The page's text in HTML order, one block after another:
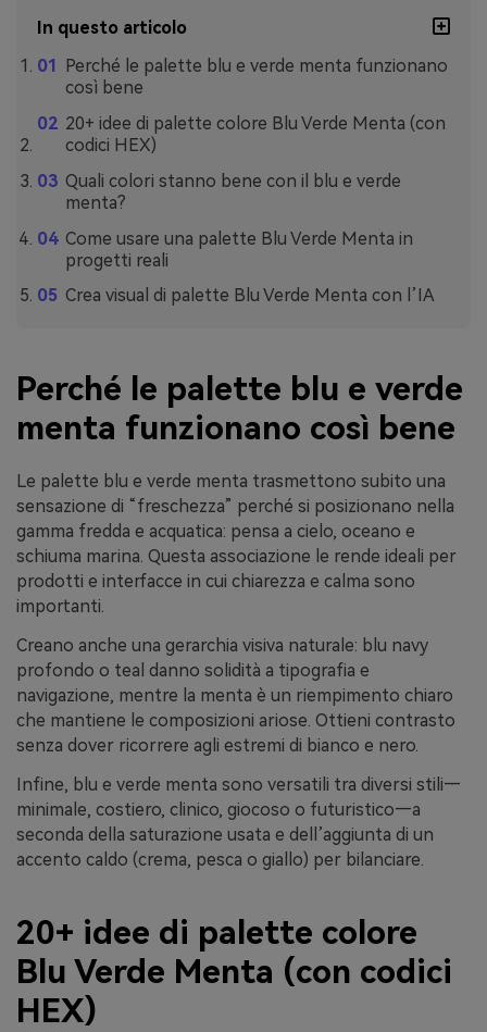
In questo articolo
Perché le palette blu e verde menta funzionano
così bene
20+ idee di palette colore Blu Verde Menta (con
codici HEX)
Quali colori stanno bene con il blu e verde
menta?
Come usare una palette Blu Verde Menta in
progetti reali
Crea visual di palette Blu Verde Menta con l’IA
Perché le palette blu e verde
menta funzionano così bene
Le palette blu e verde menta trasmettono subito una
sensazione di “freschezza” perché si posizionano nella
gamma fredda e acquatica: pensa a cielo, oceano e
schiuma marina. Questa associazione le rende ideali per
prodotti e interfacce in cui chiarezza e calma sono
importanti.
Creano anche una gerarchia visiva naturale: blu navy
profondo o teal danno solidità a tipografia e
navigazione, mentre la menta è un riempimento chiaro
che mantiene le composizioni ariose. Ottieni contrasto
senza dover ricorrere agli estremi di bianco e nero.
Infine, blu e verde menta sono versatili tra diversi stili—
minimale, costiero, clinico, giocoso o futuristico—a
seconda della saturazione usata e dell’aggiunta di un
accento caldo (crema, pesca o giallo) per bilanciare.
20+ idee di palette colore
Blu Verde Menta (con codici
HEX)